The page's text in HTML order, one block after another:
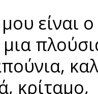
είναι
μια